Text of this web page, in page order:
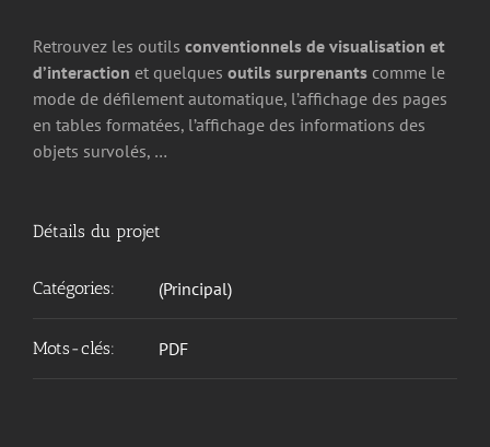
Retrouvez les outils conventionnels de visualisation et
d’interaction et quelques outils surprenants comme le
mode de défilement automatique, l’affichage des pages
en tables formatées, l’affichage des informations des
objets survolés, …
Détails du projet
Catégories: (Principal)
Mots-clés: PDF